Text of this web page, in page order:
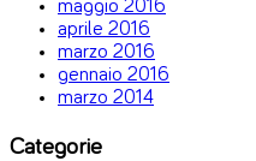
maggio 2016
aprile 2016
marzo 2016
gennaio 2016
marzo 2014
Categorie